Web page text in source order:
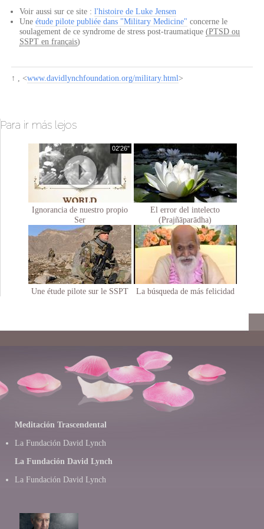
Voir aussi sur ce site : l'histoire de Luke Jensen
Une étude pilote publiée dans "Military Medicine" concerne le
soulagement de ce syndrome de stress post-traumatique (PTSD ou
SSPT en français)
↑ , <www.davidlynchfoundation.org/military.html>
Para ir más lejos
Ignorancia de nuestro propio
Ser
02'26"
El error del intelecto
(Prajñāparādha)
Une étude pilote sur le SSPT La búsqueda de más felicidad
Meditación Trascendental
La Fundación David Lynch
La Fundación David Lynch
La Fundación David Lynch